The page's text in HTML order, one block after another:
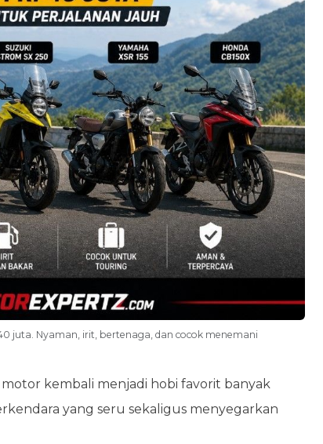
juta. Nyaman, irit, bertenaga, dan cocok menemani
kembali menjadi hobi favorit banyak
yang seru sekaligus menyegarkan